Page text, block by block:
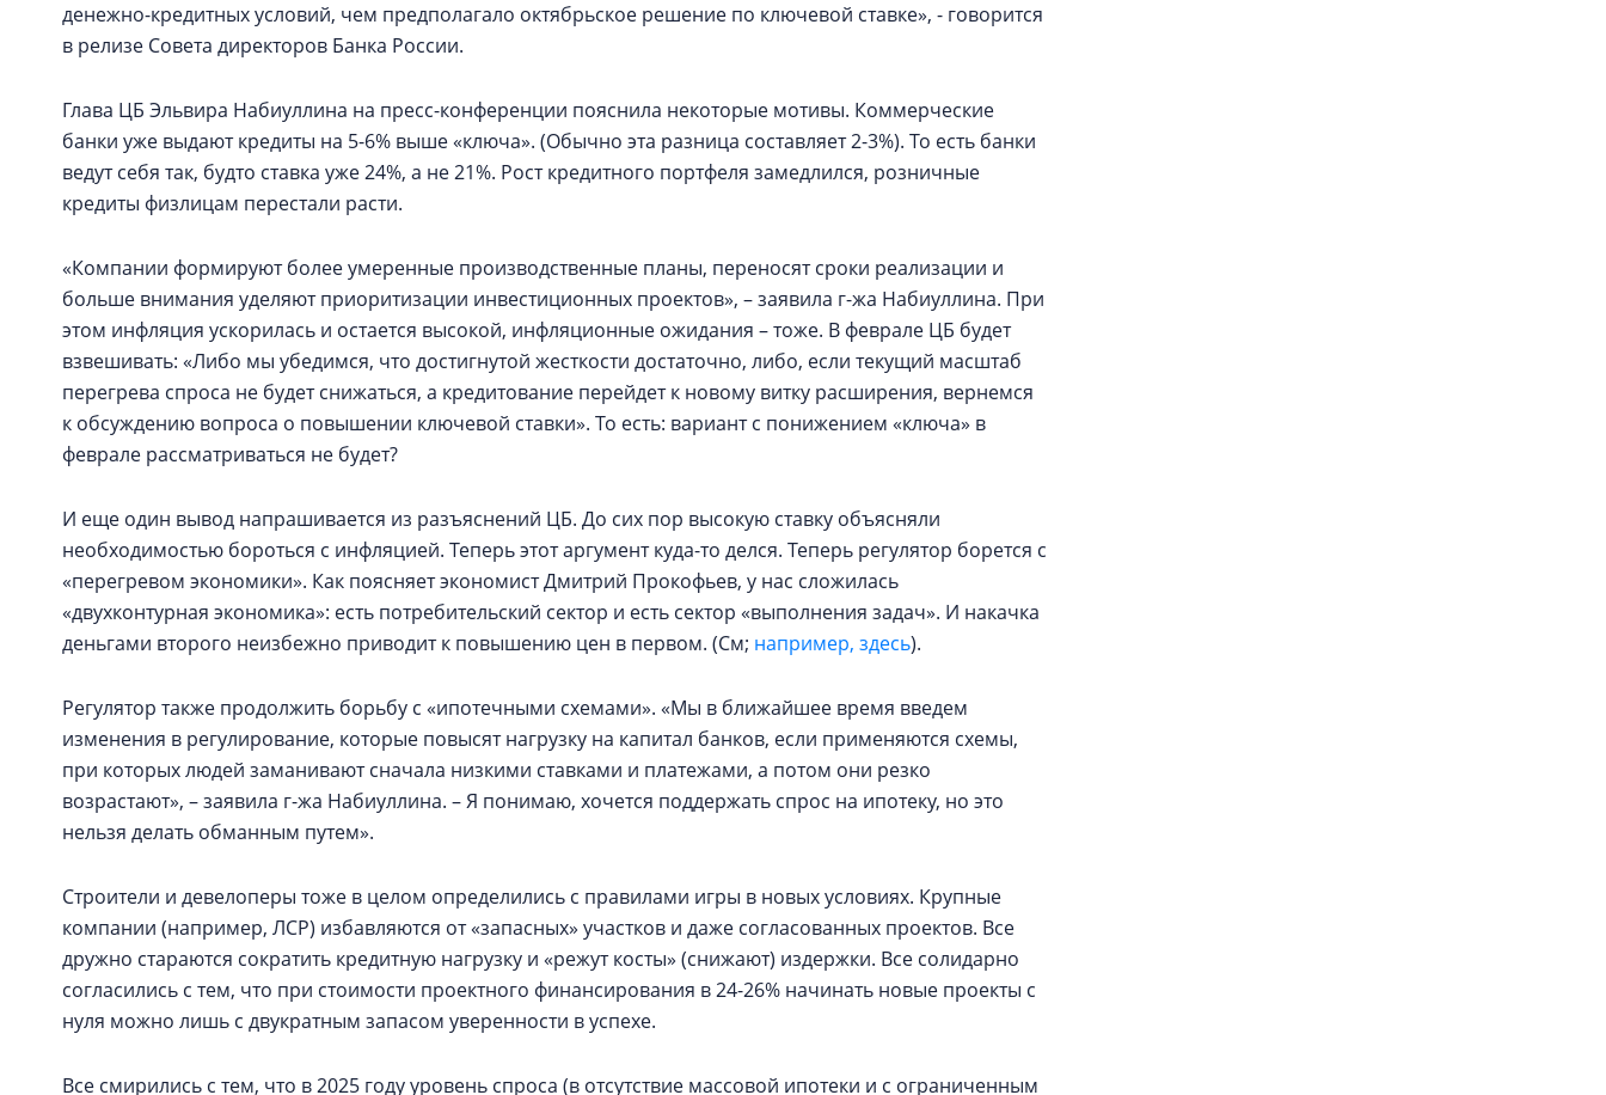
денежно-кредитных условий, чем предполагало октябрьское решение по ключевой ставке», - говорится
в релизе Совета директоров Банка России.
Глава ЦБ Эльвира Набиуллина на пресс-конференции пояснила некоторые мотивы. Коммерческие
банки уже выдают кредиты на 5-6% выше «ключа». (Обычно эта разница составляет 2-3%). То есть банки
ведут себя так, будто ставка уже 24%, а не 21%. Рост кредитного портфеля замедлился, розничные
кредиты физлицам перестали расти.
«Компании формируют более умеренные производственные планы, переносят сроки реализации и
больше внимания уделяют приоритизации инвестиционных проектов», – заявила г-жа Набиуллина. При
этом инфляция ускорилась и остается высокой, инфляционные ожидания – тоже. В феврале ЦБ будет
взвешивать: «Либо мы убедимся, что достигнутой жесткости достаточно, либо, если текущий масштаб
перегрева спроса не будет снижаться, а кредитование перейдет к новому витку расширения, вернемся
к обсуждению вопроса о повышении ключевой ставки». То есть: вариант с понижением «ключа» в
феврале рассматриваться не будет?
И еще один вывод напрашивается из разъяснений ЦБ. До сих пор высокую ставку объясняли
необходимостью бороться с инфляцией. Теперь этот аргумент куда-то делся. Теперь регулятор борется с
«перегревом экономики». Как поясняет экономист Дмитрий Прокофьев, у нас сложилась
«двухконтурная экономика»: есть потребительский сектор и есть сектор «выполнения задач». И накачка
деньгами второго неизбежно приводит к повышению цен в первом. (См; например, здесь).
Регулятор также продолжить борьбу с «ипотечными схемами». «Мы в ближайшее время введем
изменения в регулирование, которые повысят нагрузку на капитал банков, если применяются схемы,
при которых людей заманивают сначала низкими ставками и платежами, а потом они резко
возрастают», – заявила г-жа Набиуллина. – Я понимаю, хочется поддержать спрос на ипотеку, но это
нельзя делать обманным путем».
Строители и девелоперы тоже в целом определились с правилами игры в новых условиях. Крупные
компании (например, ЛСР) избавляются от «запасных» участков и даже согласованных проектов. Все
дружно стараются сократить кредитную нагрузку и «режут косты» (снижают) издержки. Все солидарно
согласились с тем, что при стоимости проектного финансирования в 24-26% начинать новые проекты с
нуля можно лишь с двукратным запасом уверенности в успехе.
Все смирились с тем, что в 2025 году уровень спроса (в отсутствие массовой ипотеки и с ограниченным